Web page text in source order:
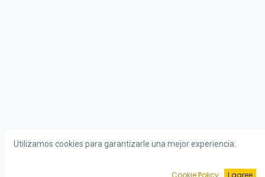
Utilizamos cookies para garantizarle una mejor experiencia.
Cookie Policy I agree